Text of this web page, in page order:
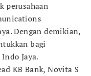
perusahaan
Dengan demikian,
bagi
Jaya.
KB Bank, Novita S